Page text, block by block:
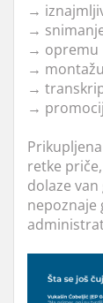
→
→
→ opremu
→
→
→
retke
dolaze
nepoznaje